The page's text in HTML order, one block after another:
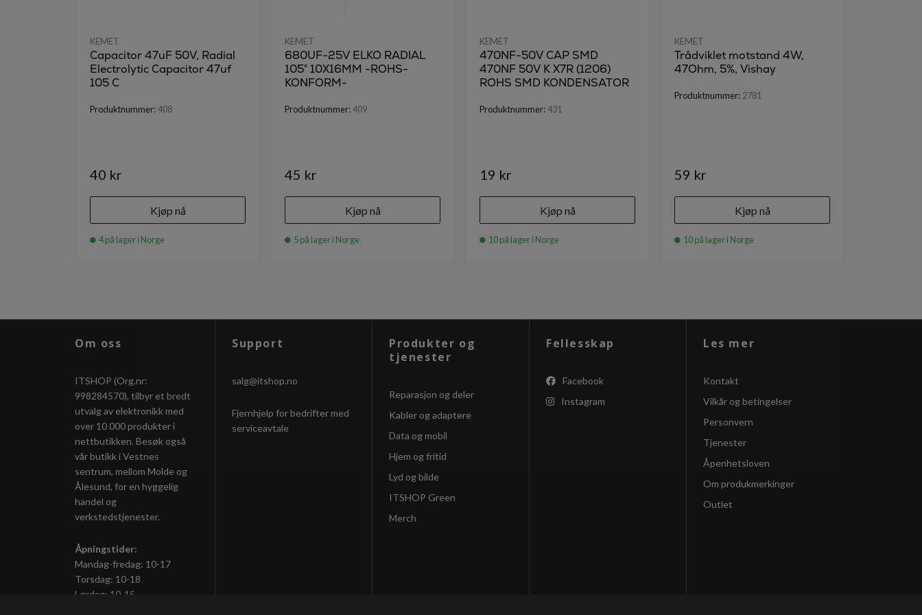
KEMET
Capacitor 47uF 50V, Radial
Electrolytic Capacitor 47uf
105 C
Produktnummer:408
40 kr
Kjøp nå
4 på lager i Norge
KEMET
680UF-25V ELKO RADIAL
105° 10X16MM -ROHS-
KONFORM-
Produktnummer:409
45 kr
Kjøp nå
5 på lager i Norge
KEMET
470NF-50V CAP SMD
470NF 50V K X7R (1206)
ROHS SMD KONDENSATOR
Produktnummer:431
19 kr
Kjøp nå
10 på lager i Norge
KEMET
Trådviklet motstand 4W,
47Ohm, 5%, Vishay
Produktnummer: 2781
59 kr
Kjøp nå
10 på lager i Norge
Om oss
ITSHOP (Org.nr:
998284570), tilbyr et bredt
utvalg av elektronikk med
over 10 000 produkter i
nettbutikken. Besøk også
vår butikk i Vestnes
sentrum, mellom Molde og
Ålesund, for en hyggelig
handel og
verkstedstjenester.
Åpningstider:
Mandag-fredag: 10-17
Torsdag: 10-18
Lørdag: 10-15
Support
salg@itshop.no
Fjernhjelp for bedrifter med
serviceavtale
Produkter og
tjenester
Reparasjon og deler
Kabler og adaptere
Data og mobil
Hjem og fritid
Lyd og bilde
ITSHOP Green
Merch
Fellesskap
Facebook
Instagram
Les mer
Kontakt
Vilkår og betingelser
Personvern
Tjenester
Åpenhetsloven
Om produkmerkinger
Outlet